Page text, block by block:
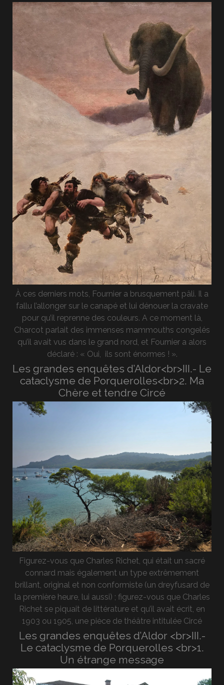
À ces derniers mots, Fournier a brusquement pâli. Il a
fallu l’allonger sur le canapé et lui dénouer la cravate
pour qu’il reprenne des couleurs. A ce moment là,
Charcot parlait des immenses mammouths congelés
qu’il avait vus dans le grand nord, et Fournier a alors
déclaré : « Oui, ils sont énormes ! ».
Les grandes enquêtes d’Aldor<br>III.- Le
cataclysme de Porquerolles<br>2. Ma
Chère et tendre Circé
Figurez-vous que Charles Richet, qui était un sacré
connard mais également un type extrêmement
brillant, original et non conformiste (un dreyfusard de
la première heure, lui aussi) ; figurez-vous que Charles
Richet se piquait de littérature et qu’il avait écrit, en
1903 ou 1905, une pièce de théâtre intitulée Circé
Les grandes enquêtes d’Aldor <br>III.-
Le cataclysme de Porquerolles <br>1.
Un étrange message